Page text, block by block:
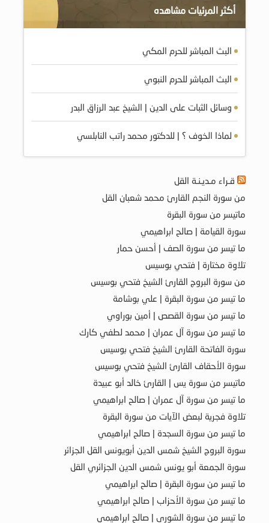
أكثر المرئيات مشاهده
البث المباشر للحرم المكي
البث المباشر للحرم النبوي
وسائل الثبات على الدين | الشيخ عبد الرزاق البدر
لماذا الخوف ؟ | للدكتور محمد راتب النابلسي
قـراء مـديـنـة القل
من سورة النجم القارئ محمد شعبان القل
ماتيسر من سورة البقرة
سورة القيامة | صالح ابراهيمي
ما تيسر من سورة الصف | أحسن حمار
تلاوة مختارة | فتحي بوسيس
من سورة البروج القارئ الشيخ فتحي بوسيس
ما تيسر من سورة البقرة | علي بوشامة
ما تيسر من سورة القصص | أمين بوراوي
ما تيسر من سورة آل عمران | محمد لطفي كارك
سورة الفاتحة القارئ الشيخ فتحي بوسيس
سورة الأحقاف القارئ الشيخ فتحي بوسيس
ماتيسر من سورة يس | القارئ خالد أبو عبيدة
ما تيسر من سورة آل عمران | صالح ابراهيمي
تلاوة فجرية لبعض الآيات من سورة البقرة
ما تيسر من سورة السجدة | صالح ابراهيمي
سورة البروج الشيخ شمس الدين أبويونس القل الجزائر
سورة الجمعة أبو يونس شمس الدين الجزائري القل
ما تيسر من سورة البقرة | صالح ابراهيمي
ما تيسر من سورة الأحزاب | صالح ابراهيمي
ما تيسر من سورة الشورى | صالح ابراهيمي